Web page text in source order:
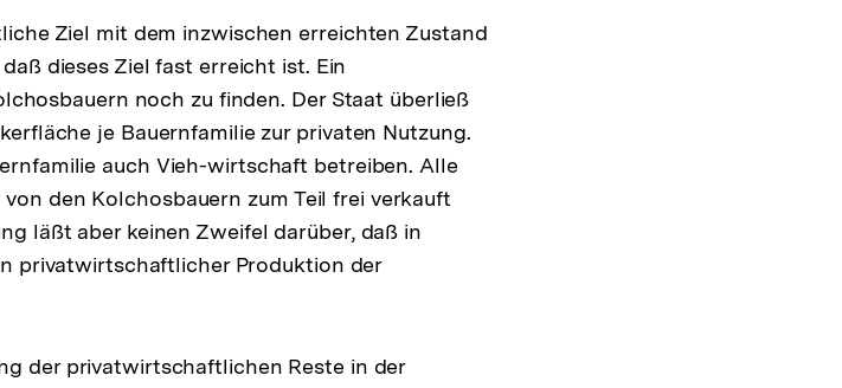
Ziel mit dem inzwischen erreichten Zustand
dieses Ziel fast erreicht ist. Ein
noch zu finden. Der Staat überließ
je Bauernfamilie zur privaten Nutzung.
auch Vieh-wirtschaft betreiben. Alle
den Kolchosbauern zum Teil frei verkauft
läßt aber keinen Zweifel darüber, daß in
privatwirtschaftlicher Produktion der
der privatwirtschaftlichen Reste in der